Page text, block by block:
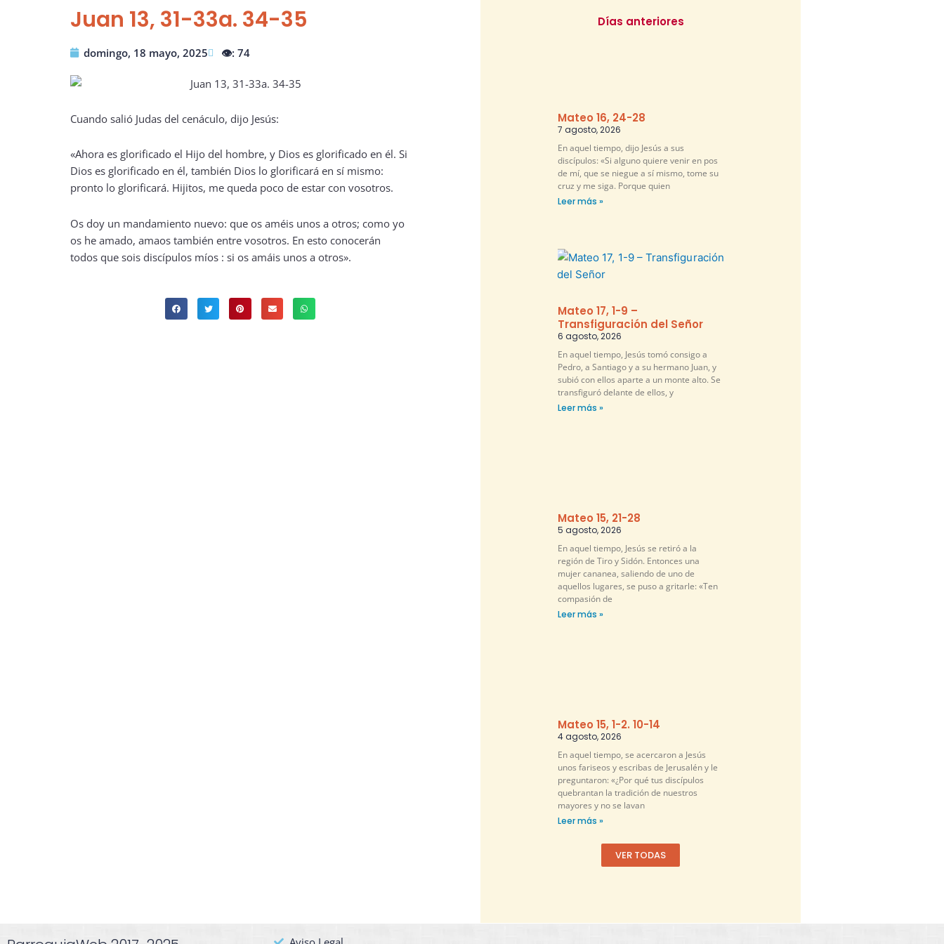
Juan 13, 31-33a. 34-35
domingo, 18 mayo, 2025 👁️: 74
Cuando salió Judas del cenáculo, dijo Jesús:
«Ahora es glorificado el Hijo del hombre, y Dios es glorificado en él. Si
Dios es glorificado en él, también Dios lo glorificará en sí mismo:
pronto lo glorificará. Hijitos, me queda poco de estar con vosotros.
Os doy un mandamiento nuevo: que os améis unos a otros; como yo
os he amado, amaos también entre vosotros. En esto conocerán
todos que sois discípulos míos : si os amáis unos a otros».
Días anteriores
Mateo 16, 24-28
7 agosto, 2026
En aquel tiempo, dijo Jesús a sus
discípulos: «Si alguno quiere venir en pos
de mí, que se niegue a sí mismo, tome su
cruz y me siga. Porque quien
Leer más »
Mateo 17, 1-9 –
Transfiguración del Señor
6 agosto, 2026
En aquel tiempo, Jesús tomó consigo a
Pedro, a Santiago y a su hermano Juan, y
subió con ellos aparte a un monte alto. Se
transfiguró delante de ellos, y
Leer más »
Mateo 15, 21-28
5 agosto, 2026
En aquel tiempo, Jesús se retiró a la
región de Tiro y Sidón. Entonces una
mujer cananea, saliendo de uno de
aquellos lugares, se puso a gritarle: «Ten
compasión de
Leer más »
Mateo 15, 1-2. 10-14
4 agosto, 2026
En aquel tiempo, se acercaron a Jesús
unos fariseos y escribas de Jerusalén y le
preguntaron: «¿Por qué tus discípulos
quebrantan la tradición de nuestros
mayores y no se lavan
Leer más »
VER TODAS